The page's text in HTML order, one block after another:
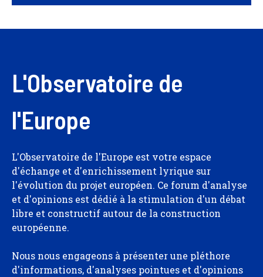
L'Observatoire de
l'Europe
L'Observatoire de l'Europe est votre espace
d'échange et d'enrichissement lyrique sur
l'évolution du projet européen. Ce forum d'analyse
et d'opinions est dédié à la stimulation d'un débat
libre et constructif autour de la construction
européenne.
Nous nous engageons à présenter une pléthore
d'informations, d'analyses pointues et d'opinions